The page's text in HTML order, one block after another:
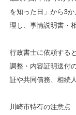
を知った日」から3
理し、事情説明書・
行政書士に依頼する
調整・内容証明送付
証や共同債務、相続
川崎市特有の注意点